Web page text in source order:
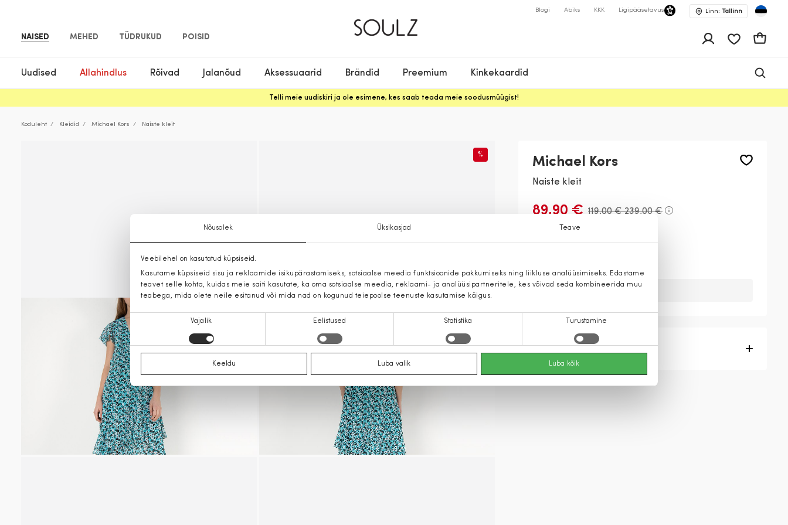
Nõusolek Üksikasjad Teave
Veebilehel on kasutatud küpsiseid.
Kasutame küpsiseid sisu ja reklaamide isikupärastamiseks, sotsiaalse meedia funktsioonide pakkumiseks ning liikluse analüüsimiseks. Edastame
teavet selle kohta, kuidas meie saiti kasutate, ka oma sotsiaalse meedia, reklaami- ja analüüsipartneritele, kes võivad seda kombineerida muu
teabega, mida olete neile esitanud või mida nad on kogunud teiepoolse teenuste kasutamise käigus.
valik
Vajalik Eelistused Statistika Turustamine
Keeldu Luba valik Luba kõik
NAISED MEHED TÜDRUKUD POISID
Blogi Abiks KKK Ligipääsetavus Linn: Tallinn
Uudised Allahindlus Rõivad Jalanõud Aksessuaarid Brändid Preemium Kinkekaardid
Telli meie uudiskiri ja ole esimene, kes saab teada meie soodusmüügist!
Koduleht Kleidid Michael Kors Naiste kleit
%
Michael Kors
Naiste kleit
89,90 € 119,00 €239,00 €
Tootekirjeldus